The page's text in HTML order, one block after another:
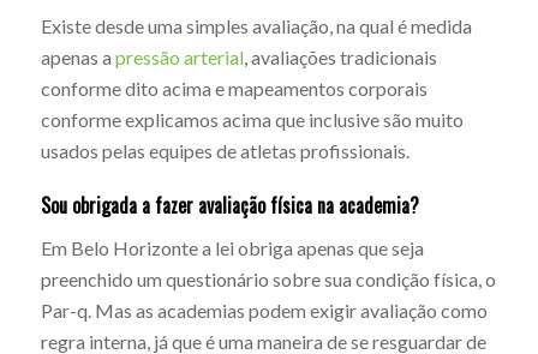
Existe desde uma simples avaliação, na qual é medida
apenas a pressão arterial, avaliações tradicionais
conforme dito acima e mapeamentos corporais
conforme explicamos acima que inclusive são muito
usados pelas equipes de atletas profissionais.
Sou obrigada a fazer avaliação física na academia?
Em Belo Horizonte a lei obriga apenas que seja
preenchido um questionário sobre sua condição física, o
Par-q. Mas as academias podem exigir avaliação como
regra interna, já que é uma maneira de se resguardar de